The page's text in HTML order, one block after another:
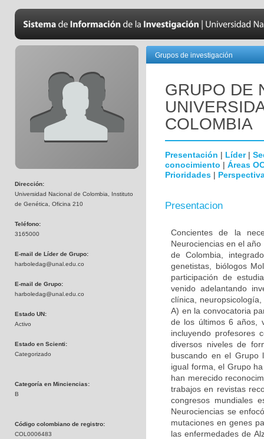
Dirección:
Universidad Nacional de Colombia, Instituto
de Genética, Oficina 210
Teléfono:
3165000
E-mail de Líder de Grupo:
harboledag@unal.edu.co
E-mail de Grupo:
harboledag@unal.edu.co
Estado UN:
Activo
Estado en Scienti:
Categorizado
Categoría en Minciencias:
B
Código colombiano de registro:
COL0006483
Grupos de investigación
GRUPO DE
COLOMBIA
Presentación | Líder|
conocimiento | Áreas
Prioridades |
Presentacion
Concientes de la
Neurociencias en el
de Colombia,
genetistas, biólogos
participación de
venido adelantando
clínica,
A) en la convocatoria
de los últimos 6 años,
incluyendo profesores
diversos niveles de
buscando en el Grupo
igual forma, el Grupo
han merecido
trabajos en revistas
congresos mundiales
Neurociencias se
mutaciones en genes
las enfermedades de